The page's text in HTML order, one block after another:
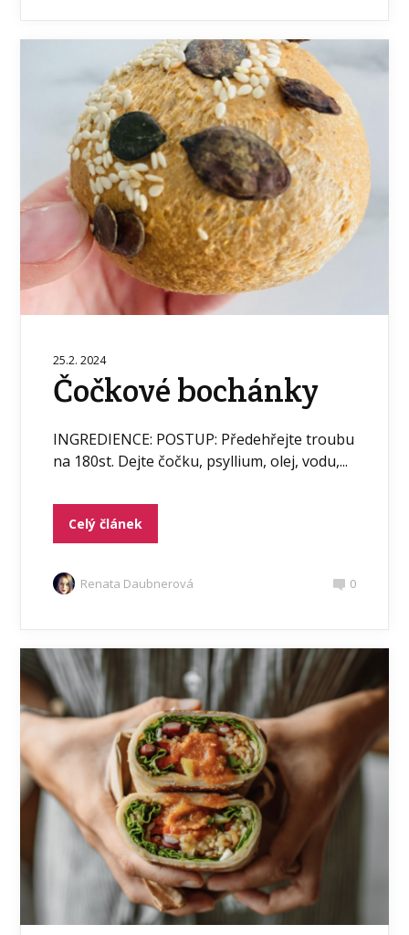
25.2. 2024
Čočkové bochánky
INGREDIENCE: POSTUP: Předehřejte troubu
na 180st. Dejte čočku, psyllium, olej, vodu,...
Celý článek
Renata Daubnerová 0